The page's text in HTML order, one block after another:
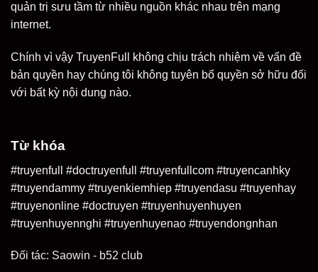
quản trị sưu tầm từ nhiều nguồn khác nhau trên mạng
internet.
Chính vì vậy TruyenFull không chịu trách nhiệm về vấn đề
bản quyền hay chúng tôi không tuyên bố quyền sở hữu đối
với bất kỳ nội dung nào.
Từ khóa
#truyenfull #doctruyenfull #truyenfullcom #truyencanhky
#truyendammy #truyenkiemhiep #truyendasu #truyenhay
#truyenonline #doctruyen #truyenhuyenhuyen
#truyenhuyennghi #truyenhuyenao #truyendongnhan
Đối tác: Saowin - b52 club